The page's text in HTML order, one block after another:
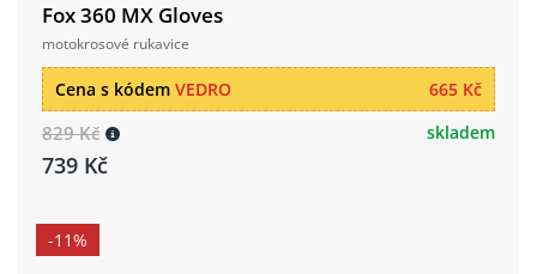
Fox 360 MX Gloves
motokrosové rukavice
665 Kč
Cena s kódem VEDRO
829 Kč
739 Kč
skladem
-11%